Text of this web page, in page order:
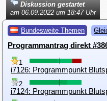
Diskussion gestartet
am 06.09.2022 um 18:47 Uhr
Bundesweite Themen
Programmantrag direkt
1
2
i7124: Programmpunkt